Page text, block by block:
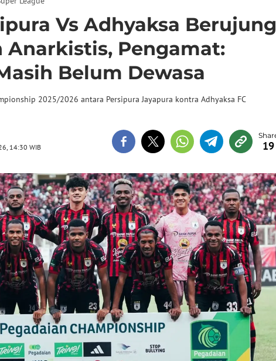
Vs Adhyaksa Berujung
Anarkistis, Pengamat:
Belum Dewasa
2025/2026 antara Persipura Jayapura kontra Adhyaksa FC
14:30 WIB 19